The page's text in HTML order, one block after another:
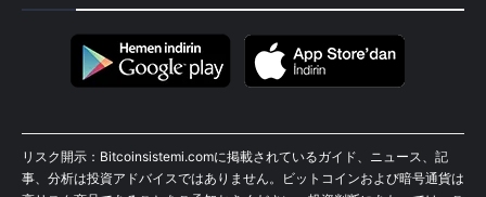
リスク開示：Bitcoinsistemi.comに掲載されているガイド、ニュース、記
事、分析は投資アドバイスではありません。ビットコインおよび暗号通貨は